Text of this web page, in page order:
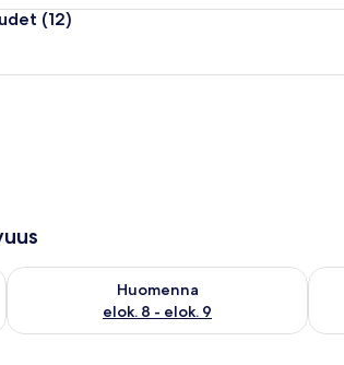
(12)
8
Huomenna
elok. 8 - elok. 9
Tarkista huomisen saatavuus elok. 8 - elok. 9